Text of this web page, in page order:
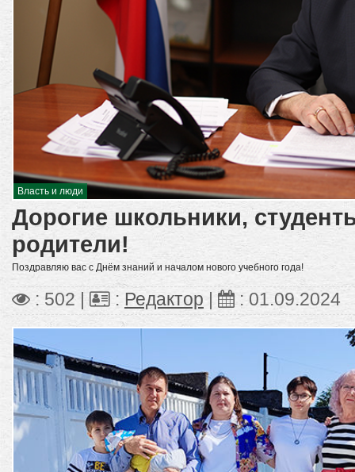
Власть и люди
Дорогие школьники,
родители!
Поздравляю вас с Днём знаний и началом нового учебного года!
: 502 | : Редактор :01.09.2024